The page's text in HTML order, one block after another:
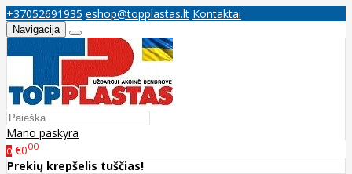
+37052691935 eshop@topplastas.lt Kontaktai
Navigacija
Mano paskyra
0 €000
Prekių krepšelis tuščias!